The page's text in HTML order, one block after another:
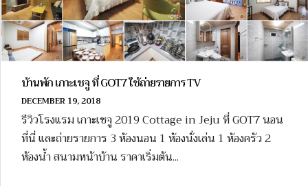
บ้านพัก เกาะเชจู ที่ GOT7 ใช้ถ่ายรายการ TV
DECEMBER 19, 2018
รีวิวโรงแรม เกาะเชจู 2019 Cottage in Jeju ที่ GOT7 นอน
ที่นี่ และถ่ายรายการ 3 ห้องนอน 1 ห้องนั่งเล่น 1 ห้องครัว 2
ห้องน้ำ สนามหน้าบ้าน ราคาเริ่มต้น...